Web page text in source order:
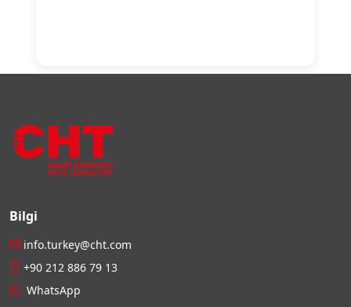
Bilgi
info.turkey@cht.com
+90 212 886 79 13
WhatsApp